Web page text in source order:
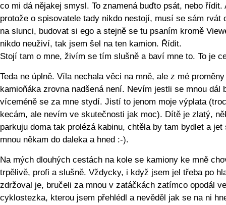
co mi dá nějakej smysl. To znamená buďto psát, nebo řídit.
protože o spisovatele tady nikdo nestojí, musí se sám rvát
na slunci, budovat si ego a stejně se tu psaním kromě
nikdo neuživí, tak jsem šel na ten kamion. Řídit.
Stojí tam o mne, živím se tím slušně a baví mne to. To je
Teda ne úplně. Víla nechala věci na mně, ale z mé
kamioňáka zrovna nadšená není. Nevím jestli se mnou dál
víceméně se za mne stydí. Jistí to jenom moje výplata
kecám, ale nevím ve skutečnosti jak moc). Dítě je zlatý,
parkuju doma tak prolézá kabinu, chtěla by tam bydlet a jet
mnou někam do daleka a hned :-).
Na mých dlouhých cestách na kole se kamiony ke mně
trpělivě, profi a slušně. Vždycky, i když jsem jel třeba po
zdržoval je, bručeli za mnou v zatáčkách zatímco opodál
cyklostezka, kterou jsem přehlédl a nevěděl jak se na ni